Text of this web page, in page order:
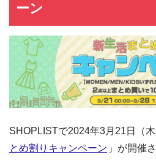
ーン
SHOPLISTで2024年3月21日（木
とめ割りキャンペーン 」が開催